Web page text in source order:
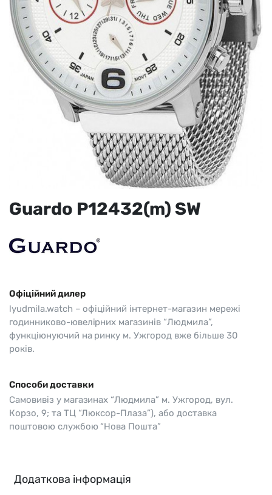
Guardo P12432(m) SW
Офіційний дилер
lyudmila.watch – офіційний інтернет-магазин мережі
годинниково-ювелірних магазинів “Людмила”,
функціюнуючий на ринку м. Ужгород вже більше 30
років.
Способи доставки
Самовивіз у магазинах “Людмила” м. Ужгород, вул.
Корзо, 9; та ТЦ “Люксор-Плаза”), або доставка
поштовою службою “Нова Пошта”
Додаткова інформація